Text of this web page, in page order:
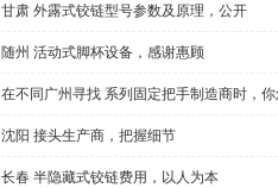
甘肃 外露式铰链型号参数及原理，公开
随州 活动式脚杯设备，感谢惠顾
在不同广州寻找 系列固定把手制造商时，
沈阳 接头生产商，把握细节
长春 半隐藏式铰链费用，以人为本